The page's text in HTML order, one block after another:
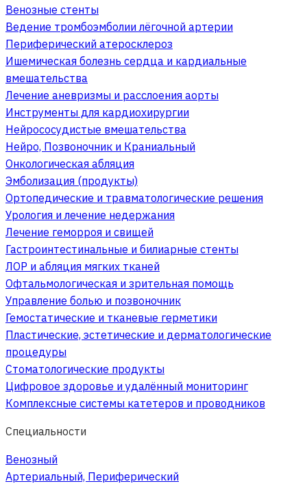
Венозные стенты
Ведение тромбоэмболии лёгочной артерии
Периферический атеросклероз
Ишемическая болезнь сердца и кардиальные
вмешательства
Лечение аневризмы и расслоения аорты
Инструменты для кардиохирургии
Нейрососудистые вмешательства
Нейро, Позвоночник и Краниальный
Онкологическая абляция
Эмболизация (продукты)
Ортопедические и травматологические решения
Урология и лечение недержания
Лечение геморроя и свищей
Гастроинтестинальные и билиарные стенты
ЛОР и абляция мягких тканей
Офтальмологическая и зрительная помощь
Управление болью и позвоночник
Гемостатические и тканевые герметики
Пластические, эстетические и дерматологические
процедуры
Стоматологические продукты
Цифровое здоровье и удалённый мониторинг
Комплексные системы катетеров и проводников
Специальности
Венозный
Артериальный, Периферический